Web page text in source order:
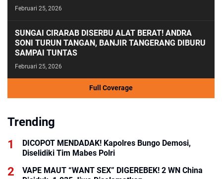
Februari 25, 2026
SUNGAI CIRARAB DISERBU ALAT BERAT! ANDRA
SONI TURUN TANGAN, BANJIR TANGERANG DIBURU
SAMPAI TUNTAS
Februari 25, 2026
Full Coverage
Trending
DICOPOT MENDADAK! Kapolres Bungo Demosi,
Diselidiki Tim Mabes Polri
VAPE MAUT “WANT SEX” DIGEREBEK! 2 WN China